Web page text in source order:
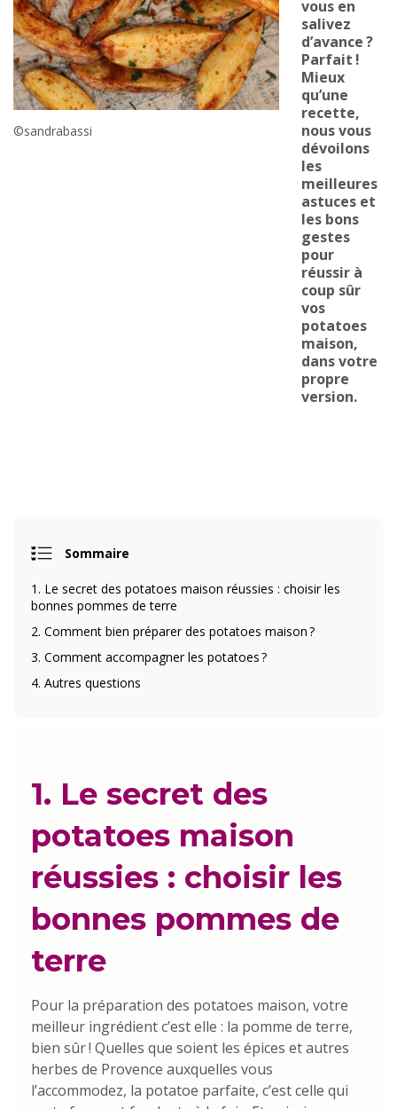
©sandrabassi
vous en
salivez
d’avance ?
Parfait !
Mieux
qu’une
recette,
nous vous
dévoilons
les
meilleures
astuces et
les bons
gestes
pour
réussir à
coup sûr
vos
potatoes
maison,
dans votre
propre
version.
Sommaire
1. Le secret des potatoes maison réussies : choisir les
bonnes pommes de terre
2. Comment bien préparer des potatoes maison ?
3. Comment accompagner les potatoes ?
4. Autres questions
1. Le secret des
potatoes maison
réussies : choisir les
bonnes pommes de
terre
Pour la préparation des potatoes maison, votre
meilleur ingrédient c’est elle : la pomme de terre,
bien sûr ! Quelles que soient les épices et autres
herbes de Provence auxquelles vous
l’accommodez, la potatoe parfaite, c’est celle qui